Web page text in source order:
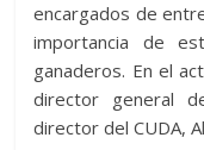
encargados de
importancia de
ganaderos. En el
director general
director del CUDA,